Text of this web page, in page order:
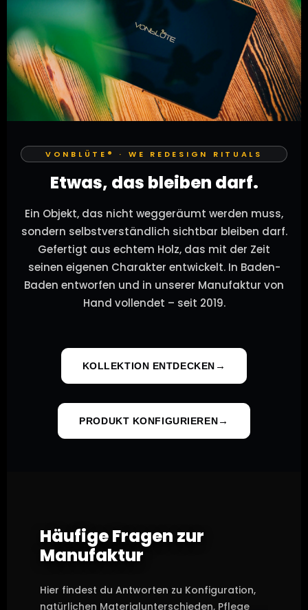
VONBLÜTE® · WE REDESIGN RITUALS
Etwas, das bleiben darf.
Ein Objekt, das nicht weggeräumt werden muss,
sondern selbstverständlich sichtbar bleiben darf.
Gefertigt aus echtem Holz, das mit der Zeit
seinen eigenen Charakter entwickelt. In Baden-
Baden entworfen und in unserer Manufaktur von
Hand vollendet – seit 2019.
KOLLEKTION ENTDECKEN
PRODUKT KONFIGURIEREN
Häufige Fragen zur
Manufaktur
Hier findest du Antworten zu Konfiguration,
natürlichen Materialunterschieden, Pflege